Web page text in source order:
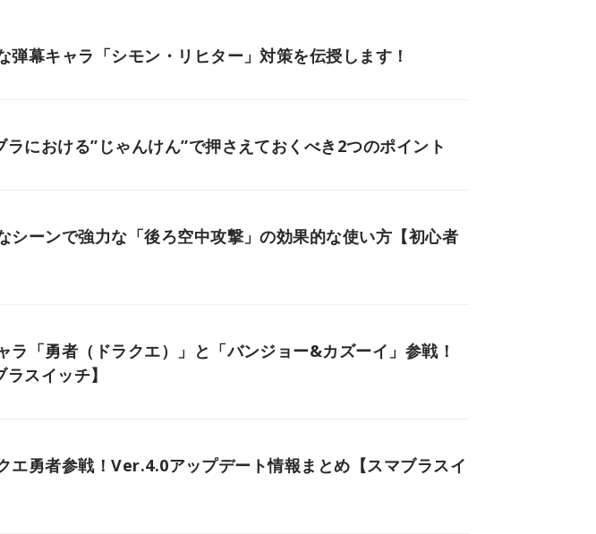
弾幕キャラ「シモン・リヒター」対策を伝授します！
ラにおける”じゃんけん”で押さえておくべき2つのポイント
シーンで強力な「後ろ空中攻撃」の効果的な使い方【初心者
ラ「勇者（ドラクエ）」と「バンジョー&カズーイ」参戦！
スイッチ】
エ勇者参戦！Ver.4.0アップデート情報まとめ【スマブラスイ